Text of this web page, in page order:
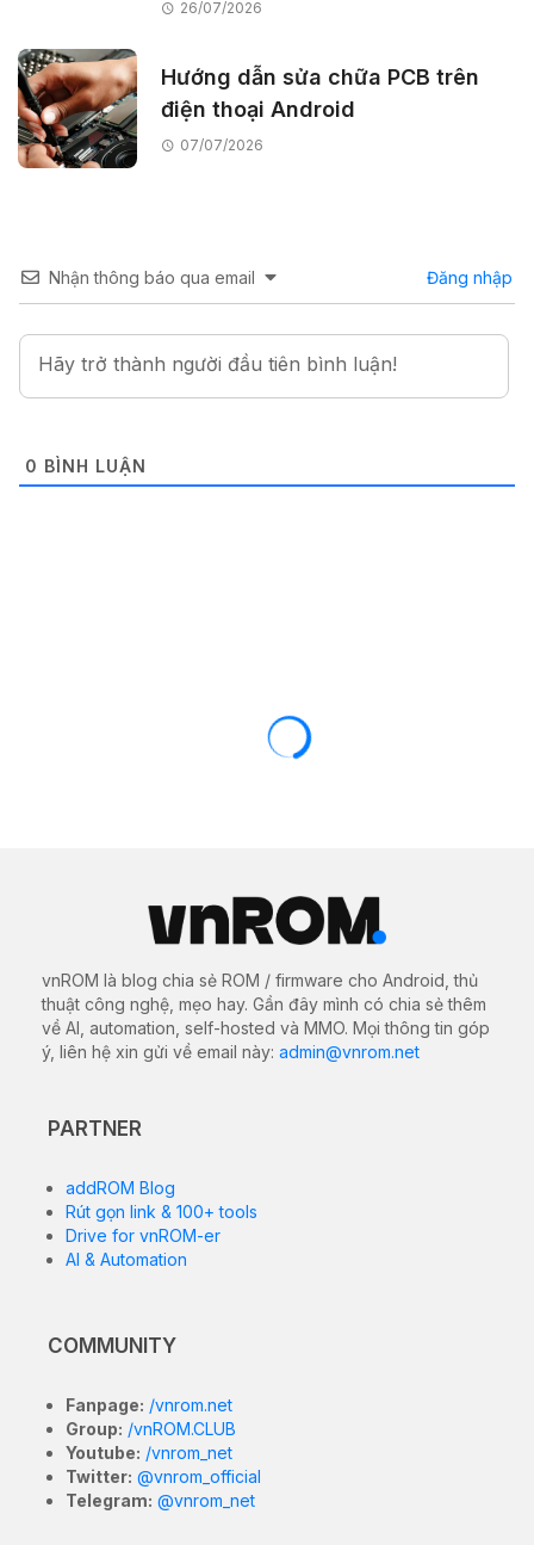
26/07/2026
Hướng dẫn sửa chữa PCB trên
điện thoại Android
07/07/2026
Nhận thông báo qua email Đăng nhập
0 BÌNH LUẬN
Black Shark 4 Pro bất ngờ được tìm
Chiếc gaming phone thế hệ mới của Xiaomi có tên
cơ sở dữ liệu của Google Play Console với cấu hình
phần cứng có thể nói là mạnh mẽ nhất ở thời điểm
hiện tại.
Black Shark 4 Pro để lộ cấu hình khủng trên
Tuần trước, Black Shark 4 có tên mã kaiser và mang
số model KSR-A0 đã được phát hiện trên Google Play
số cấu hình chính.
Các báo cáo trước đó đã đề cập đến Black Shark 4
với số model KSR-40, trong khi thiết bị mới xuất hiện